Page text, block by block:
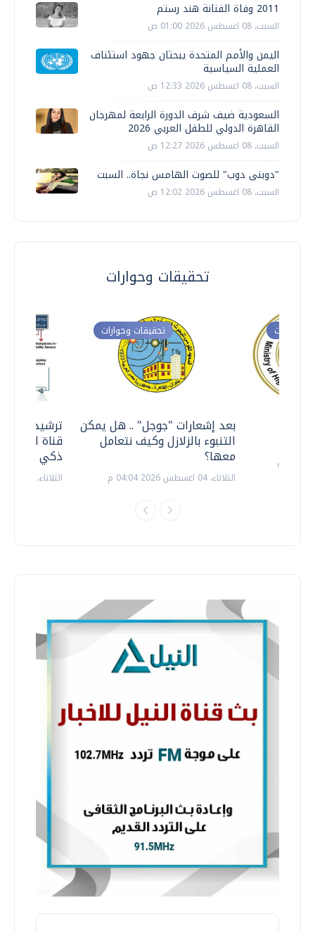
2011 وفاة الفنانة هند رستم
السبت، 08 اغسطس 2026 01:00 ص
اليمن والأمم المتحدة يبحثان جهود استئناف
العملية السياسية
السبت، 08 اغسطس 2026 12:33 ص
السعودية ضيف شرف الدورة الرابعة لمهرجان
القاهرة الدولي للطفل العربي 2026
السبت، 08 اغسطس 2026 12:27 ص
"دوبنى دوب" للصوت الهامس نجاة.. السبت
السبت، 08 اغسطس 2026 12:02 ص
تحقيقات وحوارات
ترشيدا
قناة
ذكي
الثلاثاء، 14 يوليو 2026 06:11 م
تحقيقات وحوارات
بعد إشعارات "جوجل" .. هل يمكن
التنبوء بالزلازل وكيف نتعامل
معها؟
الثلاثاء، 04 اغسطس 2026 04:04 م
وحوارات